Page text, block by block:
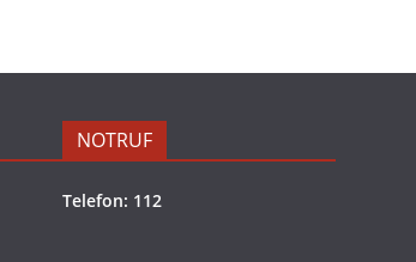
NOTRUF
Telefon: 112